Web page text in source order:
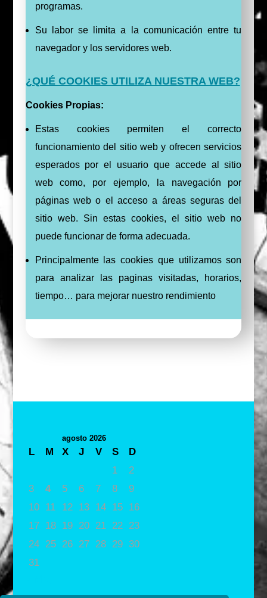
programas.
Su labor se limita a la comunicación entre tu
navegador y los servidores web.
¿QUÉ COOKIES UTILIZA NUESTRA WEB?
Cookies Propias:
Estas cookies permiten el correcto
funcionamiento del sitio web y ofrecen servicios
esperados por el usuario que accede al sitio
web como, por ejemplo, la navegación por
páginas web o el acceso a áreas seguras del
sitio web. Sin estas cookies, el sitio web no
puede funcionar de forma adecuada.
Principalmente las cookies que utilizamos son
para analizar las paginas visitadas, horarios,
tiempo… para mejorar nuestro rendimiento
agosto 2026
L M X J V S
D
1
2
3
4 5 6 7 8
9
10
11 12 13 14 15
16
17
18 19 20 21 22
23
24
25 26 27 28 29 30
31